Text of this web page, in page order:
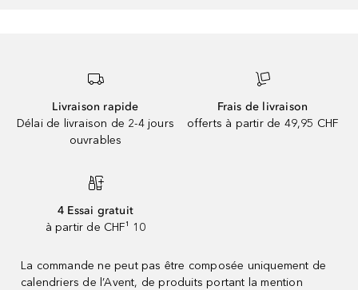
Livraison rapide
Délai de livraison de 2-4 jours
ouvrables
Frais de livraison
offerts à partir de 49,95 CHF
4 Essai gratuit
à partir de CHF¹ 10
La commande ne peut pas être composée uniquement de
calendriers de l’Avent, de produits portant la mention